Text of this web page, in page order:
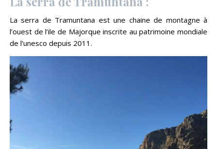
La serra de Tramuntana est une chaine de montagne à
l’ouest de l’ile de Majorque inscrite au patrimoine mondiale
de l’unesco depuis 2011.